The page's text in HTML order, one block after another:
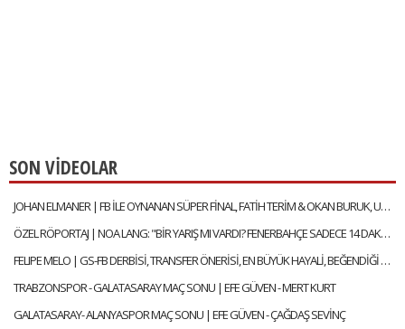
SON VİDEOLAR
JOHAN ELMANER | FB İLE OYNANAN SÜPER FİNAL, FATİH TERİM & OKAN BURUK, UĞURCAN ÇAKIR MI? MUSLERA MI?
ÖZEL RÖPORTAJ | NOA LANG: "BİR YARIŞ MI VARDI? FENERBAHÇE SADECE 14 DAKİKA LİDER OLDU"
FELIPE MELO | GS-FB DERBİSİ, TRANSFER ÖNERİSİ, EN BÜYÜK HAYALİ, BEĞENDİĞİ FENERBAHÇELİ
TRABZONSPOR - GALATASARAY MAÇ SONU | EFE GÜVEN - MERT KURT
GALATASARAY- ALANYASPOR MAÇ SONU | EFE GÜVEN - ÇAĞDAŞ SEVİNÇ